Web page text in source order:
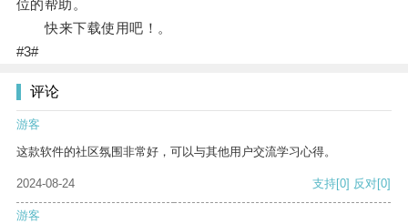
位的帮助。
快来下载使用吧！。
#3#
评论
游客
这款软件的社区氛围非常好，可以与其他用户交流学习心得。
2024-08-24 支持[0] 反对[0]
游客